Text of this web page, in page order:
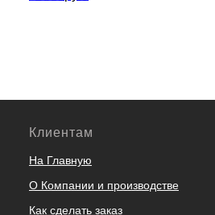
Клиентам
На Главную
О Компании и производстве
Как сделать заказ